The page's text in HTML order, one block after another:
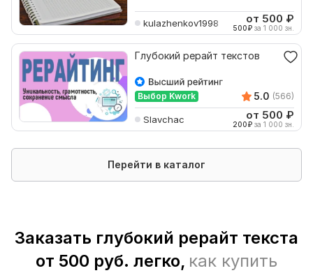
kulazhenkov1998 от 500 ₽
500₽ за 1 000 зн.
Глубокий рерайт текстов
Выбор Kwork 5.0 (566)
Slavchac от 500 ₽
200₽ за 1 000 зн.
Перейти в каталог
Заказать глубокий рерайт текста
от 500 руб. легко, как купить